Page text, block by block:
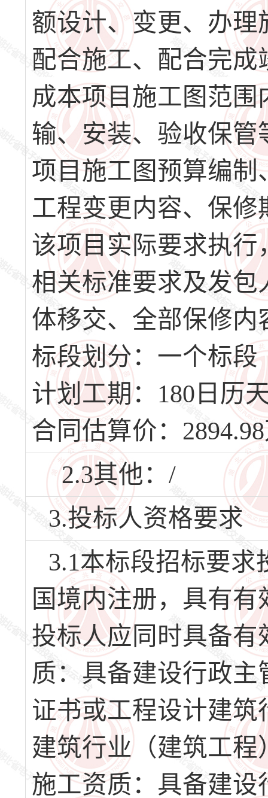
额设计、变更、办
配合施工、配合完
成本项目施工图范
输、安装、验收保
项目施工图预算编
工程变更内容、保
该项目实际要求执
相关标准要求及发
体移交、全部保修内
标段划分：一个标段
计划工期：180日历
合同估算价：
2.3其他：/
3.投标人资格要求
3.1本标段招标要
国境内注册，具有
投标人应同时具备
质：具备建设行政
证书或工程设计建
建筑行业（建筑工
施工资质：具备建